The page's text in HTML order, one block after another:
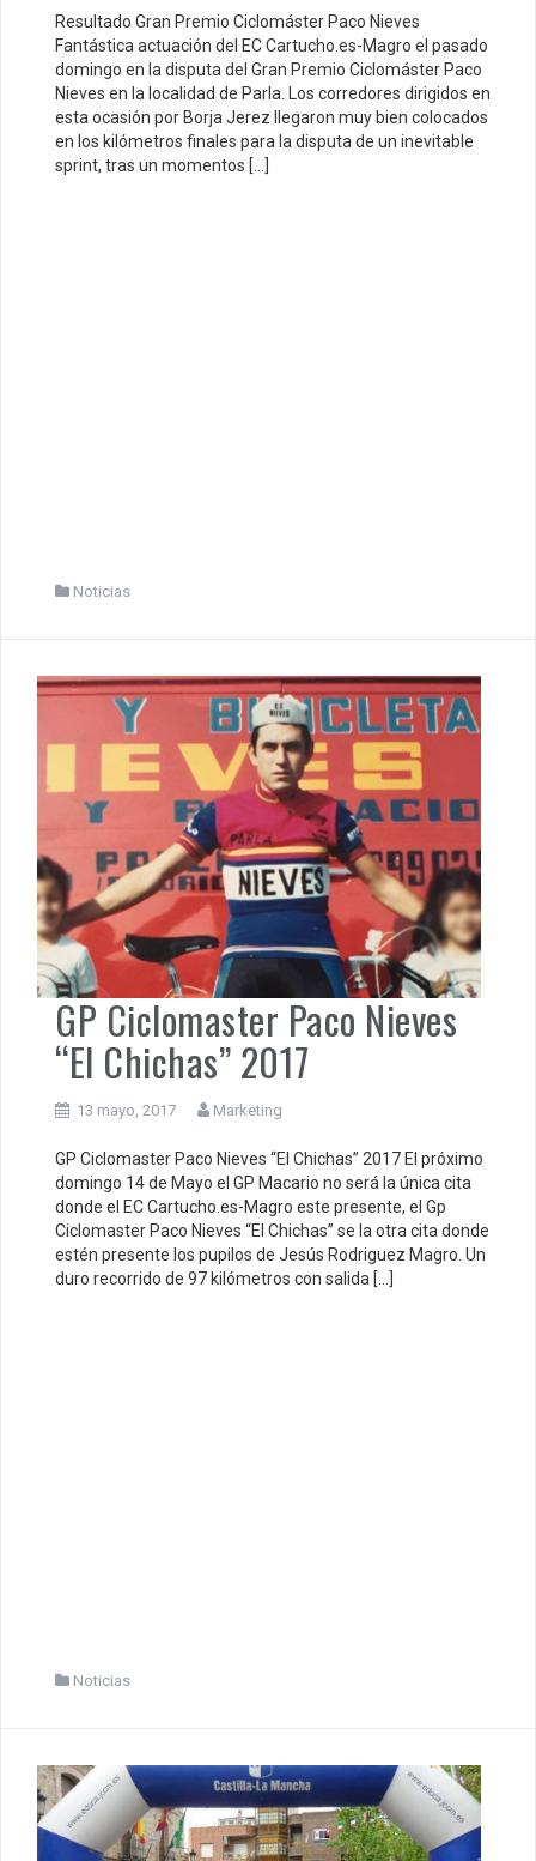
Resultado Gran Premio Ciclomáster Paco Nieves
Fantástica actuación del EC Cartucho.es-Magro el pasado
domingo en la disputa del Gran Premio Ciclomáster Paco
Nieves en la localidad de Parla. Los corredores dirigidos en
esta ocasión por Borja Jerez llegaron muy bien colocados
en los kilómetros finales para la disputa de un inevitable
sprint, tras un momentos […]
Noticias
GP Ciclomaster Paco Nieves
“El Chichas” 2017
13 mayo, 2017 Marketing
GP Ciclomaster Paco Nieves “El Chichas” 2017 El próximo
domingo 14 de Mayo el GP Macario no será la única cita
donde el EC Cartucho.es-Magro este presente, el Gp
Ciclomaster Paco Nieves “El Chichas” se la otra cita donde
estén presente los pupilos de Jesús Rodriguez Magro. Un
duro recorrido de 97 kilómetros con salida […]
Noticias